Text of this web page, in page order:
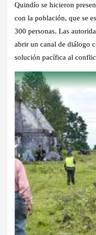
Quindío se hicieron
con la población, que se
300 personas. Las
abrir un canal de diálogo
solución pacífica al